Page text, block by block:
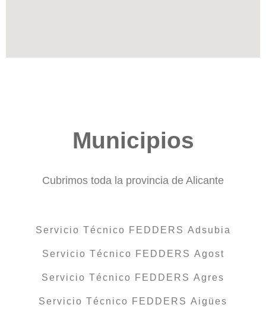
Municipios
Cubrimos toda la provincia de Alicante
Servicio Técnico FEDDERS Adsubia
Servicio Técnico FEDDERS Agost
Servicio Técnico FEDDERS Agres
Servicio Técnico FEDDERS Aigües